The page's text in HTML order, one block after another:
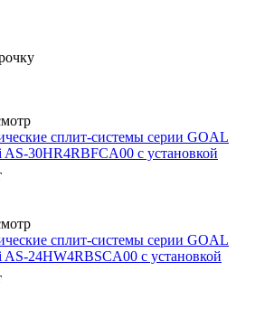
сплит-системы серии GOAL
AS-30HR4RBFCA00 с установкой
сплит-системы серии GOAL
AS-24HW4RBSCA00 с установкой